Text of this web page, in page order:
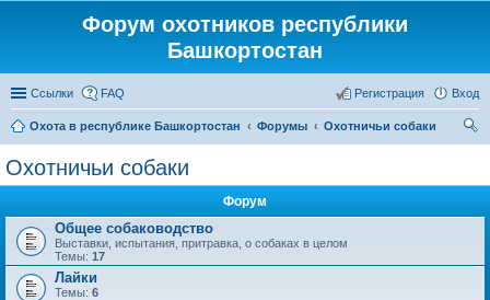
Форум охотников республики
Башкортостан
Ссылки FAQ Вход
Регистрация
Охота в республике Башкортостан Форумы
Охотничьи собаки
Охотничьи собаки
Форум
Общее собаководство
Выставки, испытания, притравка, о собаках в целом
Темы: 17
Лайки
Темы: 6